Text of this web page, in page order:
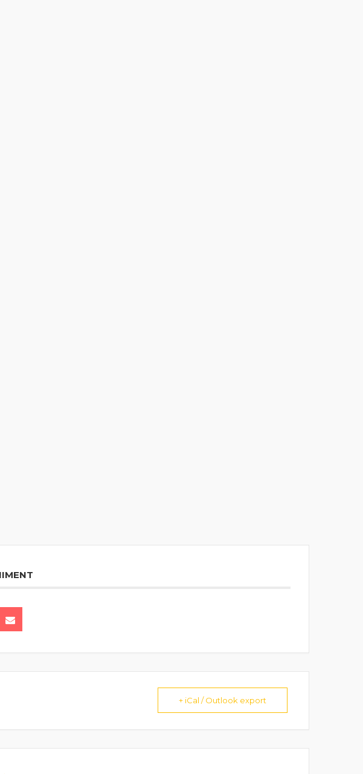
+ iCal / Outlook export